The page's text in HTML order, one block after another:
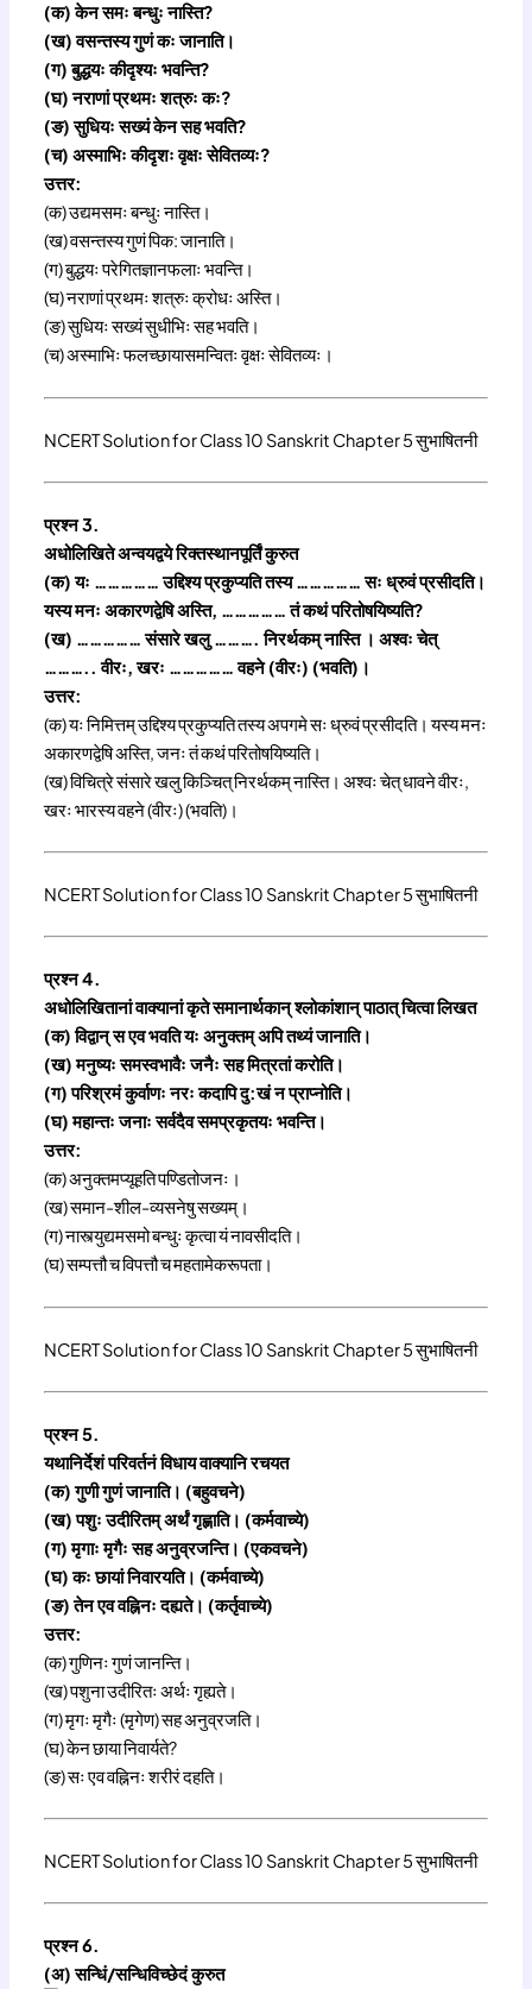
(क) केन समः बन्धुः नास्ति?
(ख) वसन्तस्य गुणं कः जानाति।
(ग) बुद्धयः कीदृश्यः भवन्ति?
(घ) नराणां प्रथमः शत्रुः कः?
(ङ) सुधियः सख्यं केन सह भवति?
(च) अस्माभिः कीदृशः वृक्षः सेवितव्यः?
उत्तर:
(क) उद्यमसमः बन्धुः नास्ति।
(ख) वसन्तस्य गुणं पिक: जानाति।
(ग) बुद्धयः परेगितज्ञानफलाः भवन्ति।
(घ) नराणां प्रथमः शत्रुः क्रोधः अस्ति।
(ङ) सुधियः सख्यं सुधीभिः सह भवति।
(च) अस्माभिः फलच्छायासमन्वितः वृक्षः सेवितव्यः।
NCERT Solution for Class 10 Sanskrit Chapter 5 सुभाषितनी
प्रश्न 3.
अधोलिखिते अन्वयद्वये रिक्तस्थानपूर्तिं कुरुत
(क) यः …………… उद्दिश्य प्रकुप्यति तस्य …………… सः ध्रुवं प्रसीदति।
यस्य मनः अकारणद्वेषि अस्ति, …………… तं कथं परितोषयिष्यति?
(ख) …………… संसारे खलु ………. निरर्थकम् नास्ति । अश्वः चेत्
……….. वीरः, खरः …………… वहने (वीरः) (भवति)।
उत्तर:
(क) यः निमित्तम् उद्दिश्य प्रकुप्यति तस्य अपगमे सः ध्रुवं प्रसीदति। यस्य मनः
अकारणद्वेषि अस्ति, जनः तं कथं परितोषयिष्यति।
(ख) विचित्रे संसारे खलु किञ्चित् निरर्थकम् नास्ति। अश्वः चेत् धावने वीरः,
खरः भारस्य वहने (वीरः) (भवति)।
NCERT Solution for Class 10 Sanskrit Chapter 5 सुभाषितनी
प्रश्न 4.
अधोलिखितानां वाक्यानां कृते समानार्थकान् श्लोकांशान् पाठात् चित्वा लिखत
(क) विद्वान् स एव भवति यः अनुक्तम् अपि तथ्यं जानाति।
(ख) मनुष्यः समस्वभावैः जनैः सह मित्रतां करोति।
(ग) परिश्रमं कुर्वाणः नरः कदापि दु:खं न प्राप्नोति।
(घ) महान्तः जनाः सर्वदैव समप्रकृतयः भवन्ति।
उत्तर:
(क) अनुक्तमप्यूहति पण्डितोजनः।
(ख) समान-शील-व्यसनेषु सख्यम्।
(ग) नास्त्युद्यमसमो बन्धुः कृत्वा यं नावसीदति।
(घ) सम्पत्तौ च विपत्तौ च महतामेकरूपता।
NCERT Solution for Class 10 Sanskrit Chapter 5 सुभाषितनी
प्रश्न 5.
यथानिर्देशं परिवर्तनं विधाय वाक्यानि रचयत
(क) गुणी गुणं जानाति। (बहुवचने)
(ख) पशुः उदीरितम् अर्थं गृह्णाति। (कर्मवाच्ये)
(ग) मृगाः मृगैः सह अनुव्रजन्ति। (एकवचने)
(घ) कः छायां निवारयति। (कर्मवाच्ये)
(ङ) तेन एव वह्निनः दह्यते। (कर्तृवाच्ये)
उत्तर:
(क) गुणिनः गुणं जानन्ति।
(ख) पशुना उदीरितः अर्थः गृह्यते।
(ग) मृगः मृगैः (मृगेण) सह अनुव्रजति।
(घ) केन छाया निवार्यते?
(ङ) सः एव वह्निनः शरीरं दहति।
NCERT Solution for Class 10 Sanskrit Chapter 5 सुभाषितनी
प्रश्न 6.
(अ) सन्धिं/सन्धिविच्छेदं कुरुत